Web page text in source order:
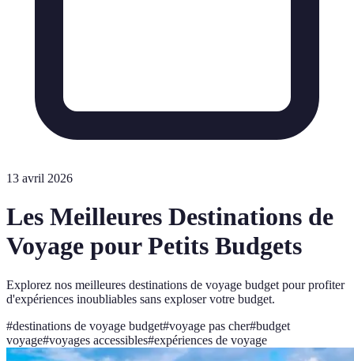
13 avril 2026
Les Meilleures Destinations de
Voyage pour Petits Budgets
Explorez nos meilleures destinations de voyage budget pour profiter
d'expériences inoubliables sans exploser votre budget.
#destinations de voyage budget#voyage pas cher#budget
voyage#voyages accessibles#expériences de voyage